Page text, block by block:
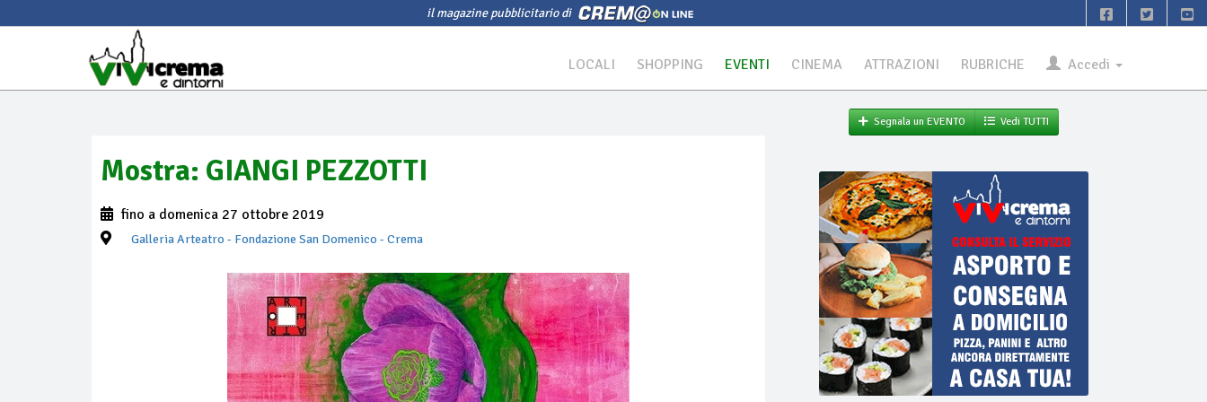
il magazine pubblicitario di
LOCALI SHOPPING EVENTI CINEMA ATTRAZIONI RUBRICHE Accedi
Mostra: GIANGI PEZZOTTI
fino a domenica 27 ottobre 2019
Galleria Arteatro - Fondazione San Domenico - Crema
Segnala un EVENTO Vedi TUTTI